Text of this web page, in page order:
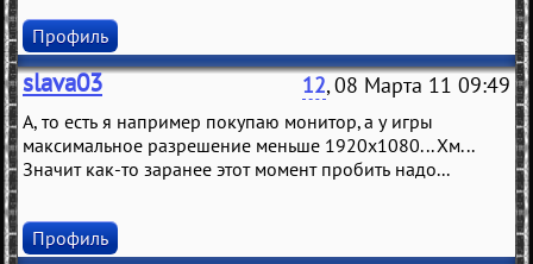
Профиль
slava03 12, 08 Марта 11 09:49
А, то есть я например покупаю монитор, а у игры
максимальное разрешение меньше 1920x1080... Хм...
Значит как-то заранее этот момент пробить надо...
Профиль